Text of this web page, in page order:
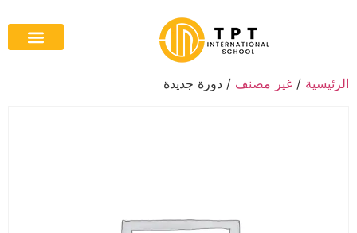
الرئيسية / غير مصنف / دورة جديدة